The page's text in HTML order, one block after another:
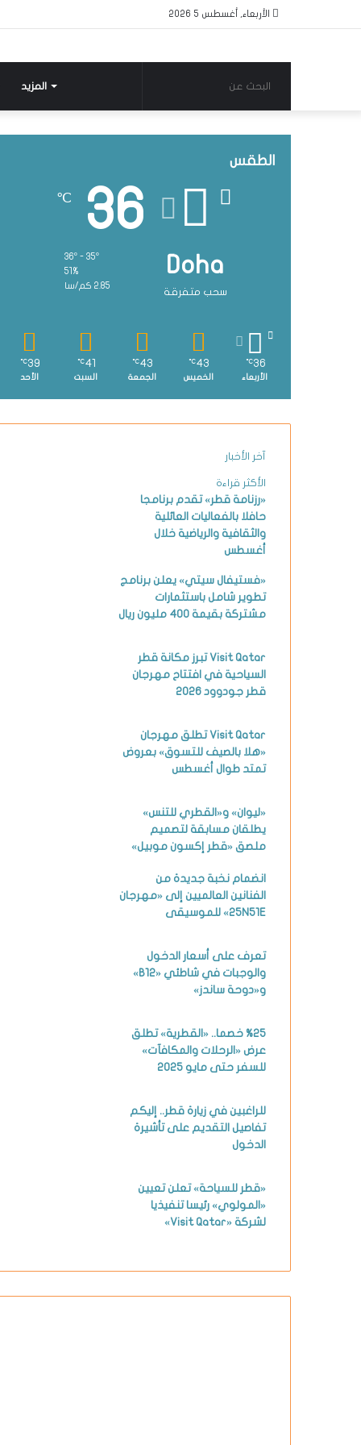
الأربعاء, أغسطس 5 2026
المزيد البحث
عن
الطقس
Doha
سحب متفرقة
36
℃
36º - 35º
51%
2.85 كم/سا
36
℃
الأربعاء
43
℃
الخميس
43
℃
الجمعة
41
℃
السبت
39
℃
الأحد
آخر الأخبار
الأكثر قراءة
«رزنامة قطر» تقدم برنامجا
حافلا بالفعاليات العائلية
والثقافية والرياضية خلال
أغسطس
«فستيفال سيتي» يعلن برنامج
تطوير شامل باستثمارات
مشتركة بقيمة 400 مليون ريال
Visit Qatar تبرز مكانة قطر
السياحية في افتتاح مهرجان
قطر جودوود 2026
Visit Qatar تطلق مهرجان
«هلا بالصيف للتسوق» بعروض
تمتد طوال أغسطس
«ليوان» و«القطري للتنس»
يطلقان مسابقة لتصميم
ملصق «قطر إكسون موبيل»
انضمام نخبة جديدة من
الفنانين العالميين إلى «مهرجان
25N51E» للموسيقى
تعرف على أسعار الدخول
والوجبات في شاطئي «B12»
و«دوحة ساندز»
%25 خصما.. «القطرية» تطلق
عرض «الرحلات والمكافآت»
للسفر حتى مايو 2025
للراغبين في زيارة قطر.. إليكم
تفاصيل التقديم على تأشيرة
الدخول
«قطر للسياحة» تعلن تعيين
«المولوي» رئيسا تنفيذيا
لشركة «Visit Qatar»